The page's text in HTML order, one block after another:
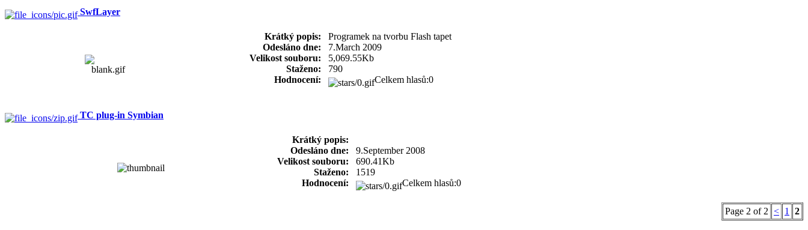
SwfLayer
Krátký popis:
Programek na tvorbu Flash tapet
Odesláno dne:
7.March 2009
Velikost souboru:
5,069.55Kb
Staženo:
790
Hodnocení:
Celkem hlasů:0
TC plug-in Symbian
Krátký popis:
Odesláno dne:
9.September 2008
Velikost souboru:
690.41Kb
Staženo:
1519
Hodnocení:
Celkem hlasů:0
Page 2 of 2 < 1 2